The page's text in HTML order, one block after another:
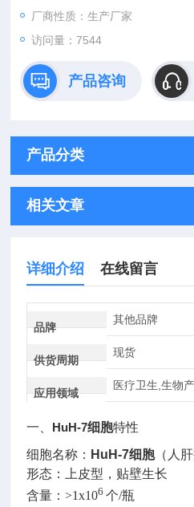
厂商性质：生产厂家
访问量：7544
产品咨询
产品分类
相关文章
详细介绍 在线留言
品牌
其他品牌
供货周期
现货
应用领域
医疗卫生,生物
一、 HuH-7细胞特性
细胞名称： HuH-7细胞（人肝
形态：上皮型，贴壁生长
含量：>1x106 个/瓶